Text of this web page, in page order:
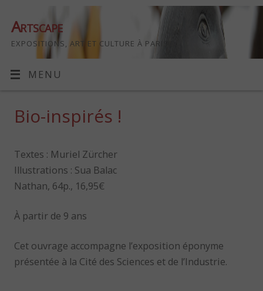
Artscape
EXPOSITIONS, ART ET CULTURE À PARIS
MENU
Bio-inspirés !
Textes : Muriel Zürcher
Illustrations : Sua Balac
Nathan, 64p., 16,95€
À partir de 9 ans
Cet ouvrage accompagne l’exposition éponyme
présentée à la Cité des Sciences et de l’Industrie.